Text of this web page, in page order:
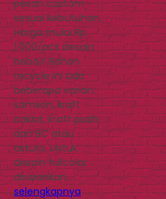
pesan custom
sesuai kebutuhan.
Harga mulai Rp.
1.000/pcs desain
bebas! Bahan
recycle ini ada
beberapa varian;
samson, kraft
coklat, kraft putih,
dan BC atau
asturo. Untuk
desain fullcolor
disarankan…
selengkapnya